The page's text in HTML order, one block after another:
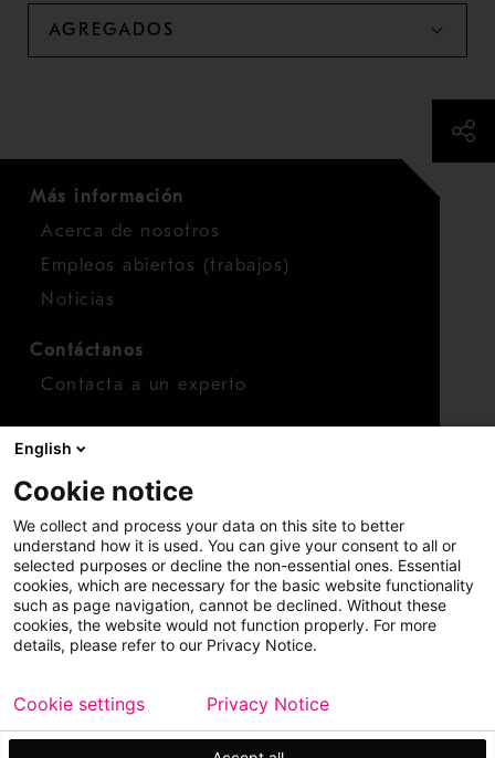
AGREGADOS
Más información
Acerca de nosotros
Empleos abiertos (trabajos)
Noticias
Contáctanos
Contacta a un experto
Finanzas
Acciones
Copyright © 2026 Metso
Mapa del sitio
Información legal
Privacidad Marca comercial
English
Cookie notice
We collect and process your data on this site to better
understand how it is used. You can give your consent to all or
selected purposes or decline the non-essential ones. Essential
cookies, which are necessary for the basic website functionality
such as page navigation, cannot be declined. Without these
cookies, the website would not function properly. For more
details, please refer to our Privacy Notice.
Cookie settings Privacy Notice